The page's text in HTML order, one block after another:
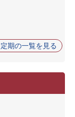
定期の一覧を見る